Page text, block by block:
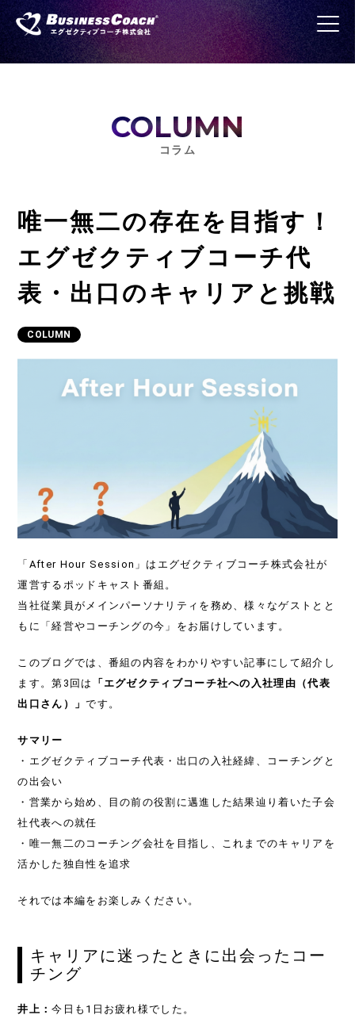
COLUMN
コラム
唯一無二の存在を目指す！
エグゼクティブコーチ代
表・出口のキャリアと挑戦
COLUMN
「After Hour Session」はエグゼクティブコーチ株式会社が
運営するポッドキャスト番組。
当社従業員がメインパーソナリティを務め、様々なゲストとと
もに「経営やコーチングの今」をお届けしています。
このブログでは、番組の内容をわかりやすい記事にして紹介し
ます。第3回は
「エグゼクティブコーチ社への入社理由（代表
出口さん）
」です。
サマリー
・エグゼクティブコーチ代表・出口の入社経緯、コーチングと
の出会い
・営業から始め、目の前の役割に邁進した結果辿り着いた子会
社代表への就任
・唯一無二のコーチング会社を目指し、これまでのキャリアを
活かした独自性を追求
それでは本編をお楽しみください。
キャリアに迷ったときに出会ったコー
チング
井上：今日も1日お疲れ様でした。